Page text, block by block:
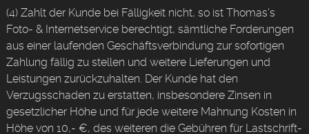
(4) Zahlt der Kunde bei Fälligkeit nicht, so ist Thomas’s
Foto- & Internetservice berechtigt, sämtliche Forderungen
aus einer laufenden Geschäftsverbindung zur sofortigen
Zahlung fällig zu stellen und weitere Lieferungen und
Leistungen zurückzuhalten. Der Kunde hat den
Verzugsschaden zu erstatten, insbesondere Zinsen in
gesetzlicher Höhe und für jede weitere Mahnung Kosten in
Höhe von 10,- €, des weiteren die Gebühren für Lastschrift-